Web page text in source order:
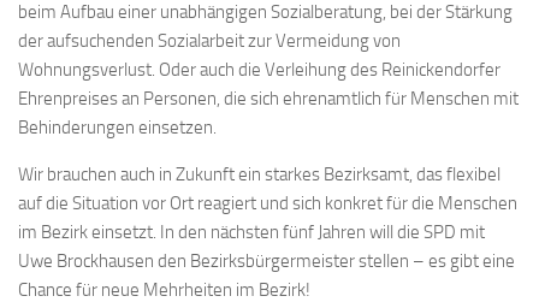
beim Aufbau einer unabhängigen Sozialberatung, bei der Stärkung
der aufsuchenden Sozialarbeit zur Vermeidung von
Wohnungsverlust. Oder auch die Verleihung des Reinickendorfer
Ehrenpreises an Personen, die sich ehrenamtlich für Menschen mit
Behinderungen einsetzen.
Wir brauchen auch in Zukunft ein starkes Bezirksamt, das flexibel
auf die Situation vor Ort reagiert und sich konkret für die Menschen
im Bezirk einsetzt. In den nächsten fünf Jahren will die SPD mit
Uwe Brockhausen den Bezirksbürgermeister stellen – es gibt eine
Chance für neue Mehrheiten im Bezirk!